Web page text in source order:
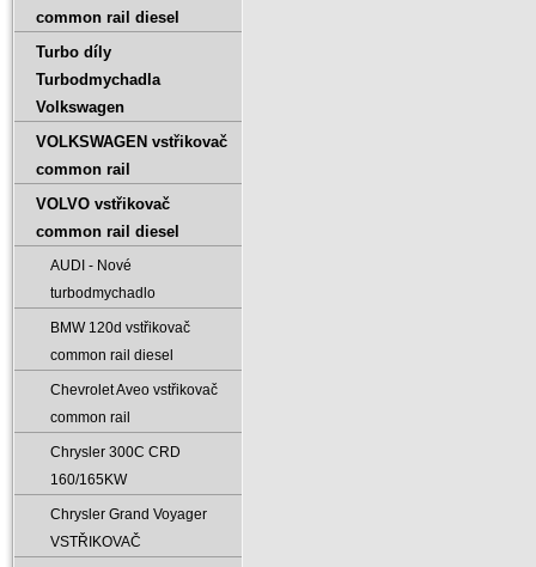
common rail diesel
Turbo díly
Turbodmychadla
Volkswagen
VOLKSWAGEN vstřikovač
common rail
VOLVO vstřikovač
common rail diesel
AUDI - Nové
turbodmychadlo
BMW 120d vstřikovač
common rail diesel
Chevrolet Aveo vstřikovač
common rail
Chrysler 300C CRD
160/165KW
Chrysler Grand Voyager
VSTŘIKOVAČ